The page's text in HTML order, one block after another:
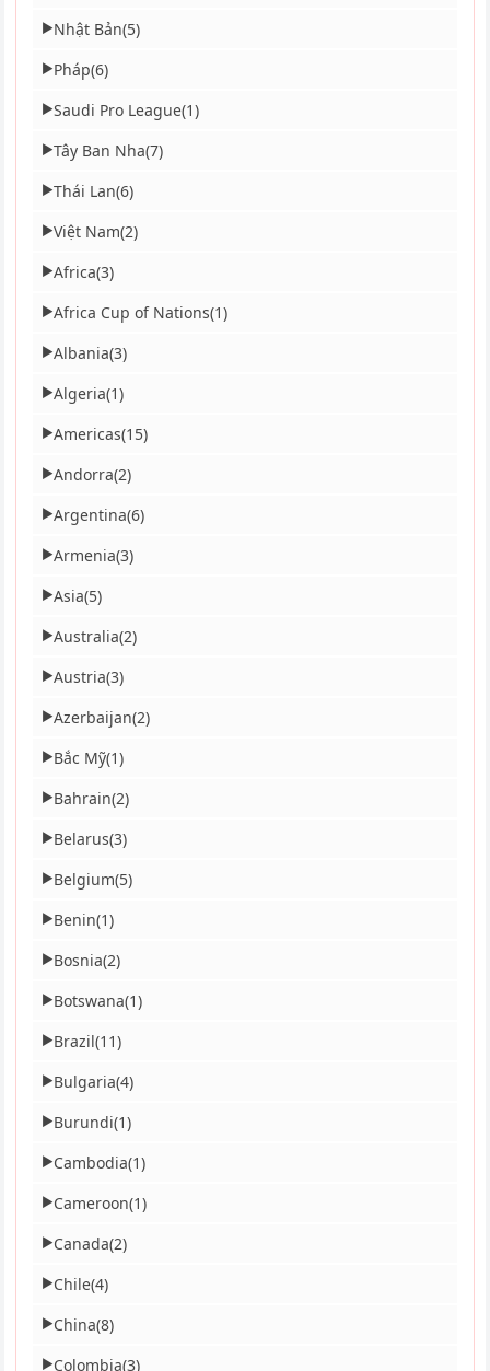
▶Nhật Bản(5)
▶Pháp(6)
▶Saudi Pro League(1)
▶Tây Ban Nha(7)
▶Thái Lan(6)
▶Việt Nam(2)
▶Africa(3)
▶Africa Cup of Nations(1)
▶Albania(3)
▶Algeria(1)
▶Americas(15)
▶Andorra(2)
▶Argentina(6)
▶Armenia(3)
▶Asia(5)
▶Australia(2)
▶Austria(3)
▶Azerbaijan(2)
▶Bắc Mỹ(1)
▶Bahrain(2)
▶Belarus(3)
▶Belgium(5)
▶Benin(1)
▶Bosnia(2)
▶Botswana(1)
▶Brazil(11)
▶Bulgaria(4)
▶Burundi(1)
▶Cambodia(1)
▶Cameroon(1)
▶Canada(2)
▶Chile(4)
▶China(8)
▶Colombia(3)